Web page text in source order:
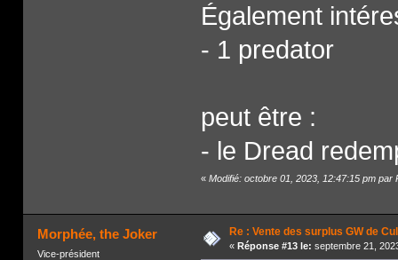
Également
- 1 predator
peut être :
- le Dread
« Modifié: octobre 01, 2023, 12:47:15 pm par
Morphée, the Joker
Vice-président
Re : Vente des surplus GW de
« Réponse #13 le: septembre 21,